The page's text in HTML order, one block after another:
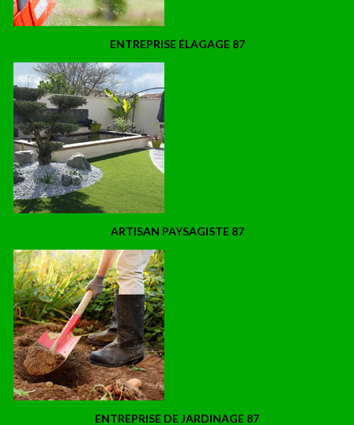
ENTREPRISE ÉLAGAGE 87
ARTISAN PAYSAGISTE 87
ENTREPRISE DE JARDINAGE 87